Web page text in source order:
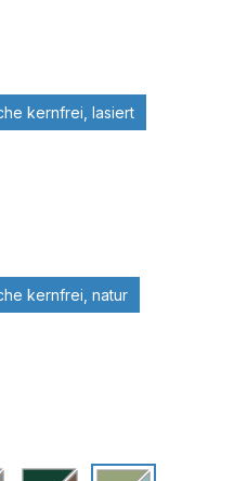
kernfrei, lasiert
kernfrei, natur